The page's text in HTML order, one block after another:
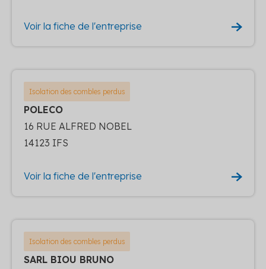
Voir la fiche de l'entreprise
Isolation des combles perdus
POLECO
16 RUE ALFRED NOBEL
14123 IFS
Voir la fiche de l'entreprise
Isolation des combles perdus
SARL BIOU BRUNO